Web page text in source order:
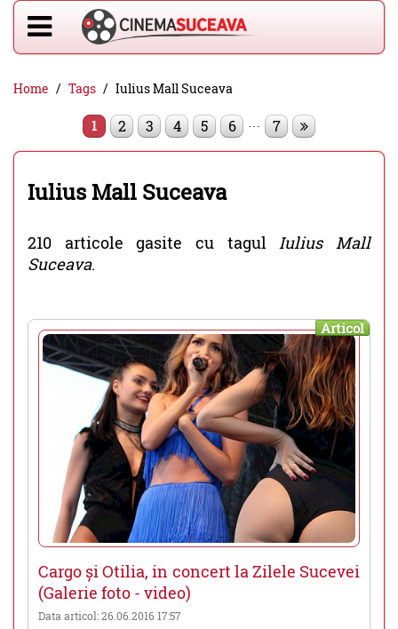
Home Tags Iulius Mall Suceava
1 2 3 4 5 6 … 7
Iulius Mall Suceava
210 articole gasite cu tagulIulius Mall
Suceava.
Articol
Cargo și Otilia, in concert la Zilele Sucevei
(Galerie foto - video)
Data articol: 26.06.2016 17:57